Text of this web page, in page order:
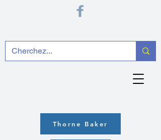
Thorne Baker